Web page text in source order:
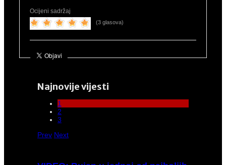
Ocijeni sadržaj
(3 glasova)
Najnovije vijesti
1
2
3
Prev Next